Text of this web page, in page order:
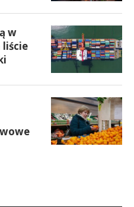
w
liście